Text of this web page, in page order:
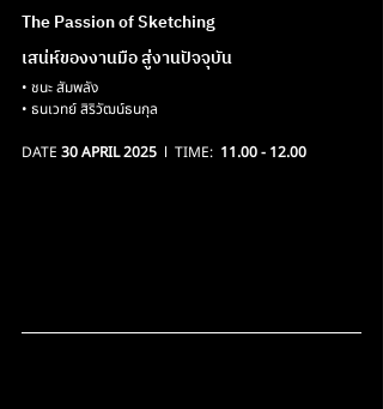
The Passion of Sketching
เสน่ห์ของงานมือ สู่งานปัจจุบัน
• ชนะ สัมพลัง
• ธนเวทย์ สิริวัฒน์ธนกุล
DATE 30 APRIL 2025 l  TIME: 11.00 - 12.00